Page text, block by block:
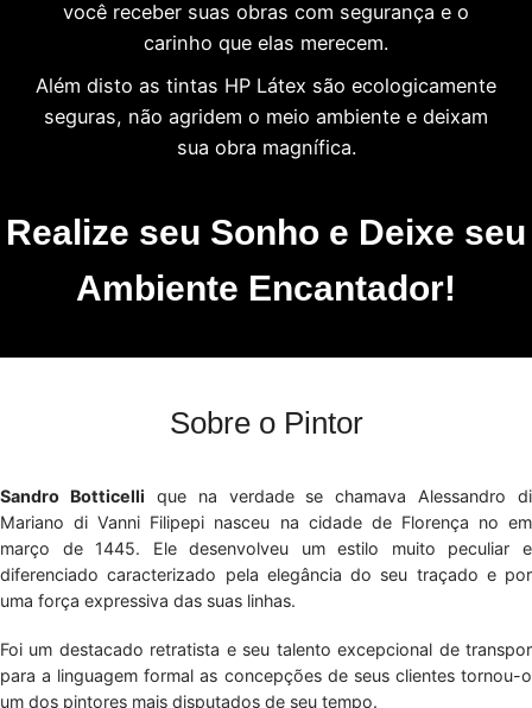
você receber suas obras com segurança e o
carinho que elas merecem.
Além disto as tintas HP Látex são ecologicamente
seguras, não agridem o meio ambiente e deixam
sua obra magnífica.
Realize seu Sonho e Deixe seu
Ambiente Encantador!
Sobre o Pintor
Sandro Botticelli que na verdade se chamava Alessandro di
Mariano di Vanni Filipepi nasceu na cidade de Florença no em
março de 1445. Ele desenvolveu um estilo muito peculiar e
diferenciado caracterizado pela elegância do seu traçado e por
uma força expressiva das suas linhas.
Foi um destacado retratista e seu talento excepcional de transpor
para a linguagem formal as concepções de seus clientes tornou-o
um dos pintores mais disputados de seu tempo.